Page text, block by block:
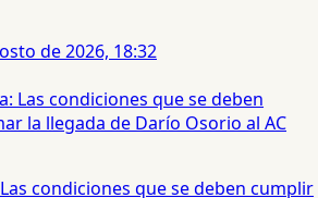
de 2026, 18:32
condiciones que se deben cumplir